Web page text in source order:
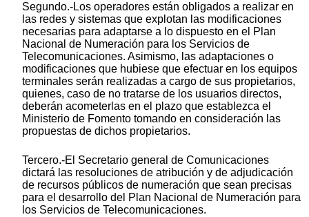
Segundo.-Los operadores están obligados a realizar en
las redes y sistemas que explotan las modificaciones
necesarias para adaptarse a lo dispuesto en el Plan
Nacional de Numeración para los Servicios de
Telecomunicaciones. Asimismo, las adaptaciones o
modificaciones que hubiese que efectuar en los equipos
terminales serán realizadas a cargo de sus propietarios,
quienes, caso de no tratarse de los usuarios directos,
deberán acometerlas en el plazo que establezca el
Ministerio de Fomento tomando en consideración las
propuestas de dichos propietarios.
Tercero.-El Secretario general de Comunicaciones
dictará las resoluciones de atribución y de adjudicación
de recursos públicos de numeración que sean precisas
para el desarrollo del Plan Nacional de Numeración para
los Servicios de Telecomunicaciones.